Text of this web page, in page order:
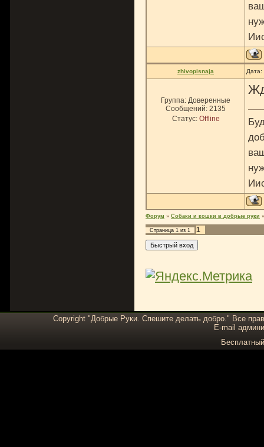
zhivopisnaja
Группа: Доверенные
Сообщений: 2135
Статус: Offline
Форум » Собаки и кошки в добрые руки »
Страница 1 из 1 1
Copyright "Добрые Руки. Спешите делать добро." Все
E-mail